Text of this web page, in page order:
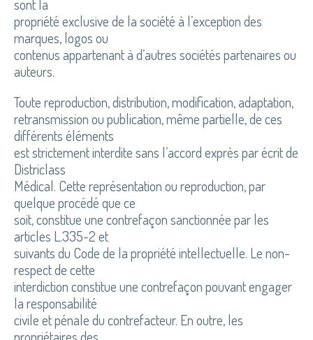
sont la
propriété exclusive de la société à l’exception des
marques, logos ou
contenus appartenant à d’autres sociétés partenaires ou
auteurs.
Toute reproduction, distribution, modification, adaptation,
retransmission ou publication, même partielle, de ces
différents éléments
est strictement interdite sans l’accord exprès par écrit de
Districlass
Médical. Cette représentation ou reproduction, par
quelque procédé que ce
soit, constitue une contrefaçon sanctionnée par les
articles L.335-2 et
suivants du Code de la propriété intellectuelle. Le non-
respect de cette
interdiction constitue une contrefaçon pouvant engager
la responsabilité
civile et pénale du contrefacteur. En outre, les